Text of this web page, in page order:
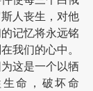
人丧生，对他
记忆将永远铭
我们的心中。
这是一个以牺
生命，破坏命